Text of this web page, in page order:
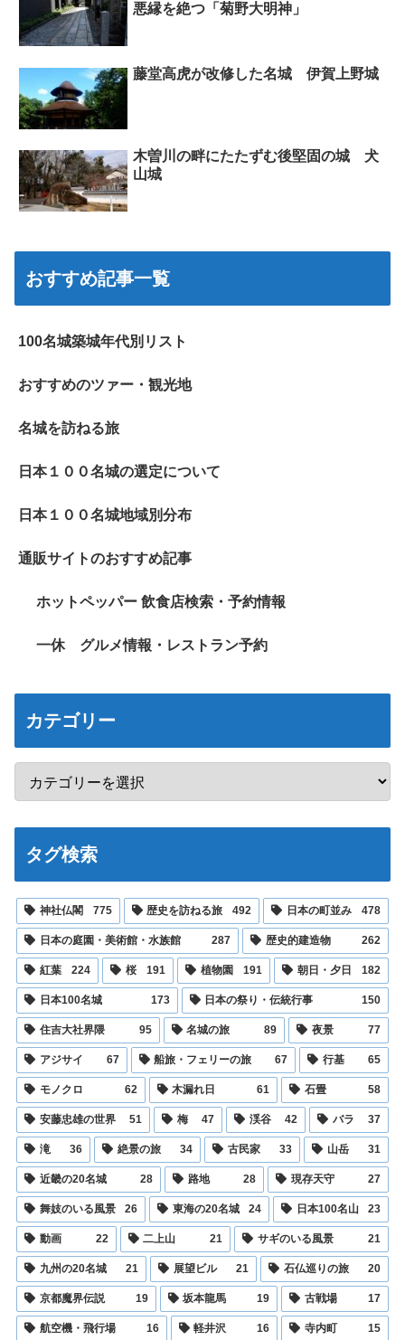
悪縁を絶つ「菊野大明神」
藤堂高虎が改修した名城 伊賀上野城
木曽川の畔にたたずむ後堅固の城 犬
山城
おすすめ記事一覧
100名城築城年代別リスト
おすすめのツァー・観光地
名城を訪ねる旅
日本１００名城の選定について
日本１００名城地域別分布
通販サイトのおすすめ記事
ホットペッパー 飲食店検索・予約情報
一休 グルメ情報・レストラン予約
カテゴリー
タグ検索
神社仏閣 775 歴史を訪ねる旅 492 日本の町並み 478
日本の庭園・美術館・水族館 287 歴史的建造物 262
紅葉 224 桜 191 植物園 191 朝日・夕日 182
日本100名城 173 日本の祭り・伝統行事 150
住吉大社界隈 95 名城の旅 89 夜景 77
アジサイ 67 船旅・フェリーの旅 67 行基 65
モノクロ 62 木漏れ日 61 石畳 58
安藤忠雄の世界 51 梅 47 渓谷 42 バラ 37
滝 36 絶景の旅 34 古民家 33 山岳 31
近畿の20名城 28 路地 28 現存天守 27
舞妓のいる風景 26 東海の20名城 24 日本100名山 23
動画 22 二上山 21 サギのいる風景 21
九州の20名城 21 展望ビル 21 石仏巡りの旅 20
京都魔界伝説 19 坂本龍馬 19 古戦場 17
航空機・飛行場 16 軽井沢 16 寺内町 15